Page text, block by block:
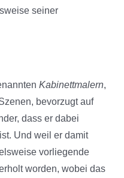
seiner
Kabinettmalern,
bevorzugt auf
dass er dabei
Und weil er damit
vorliegende
worden, wobei das